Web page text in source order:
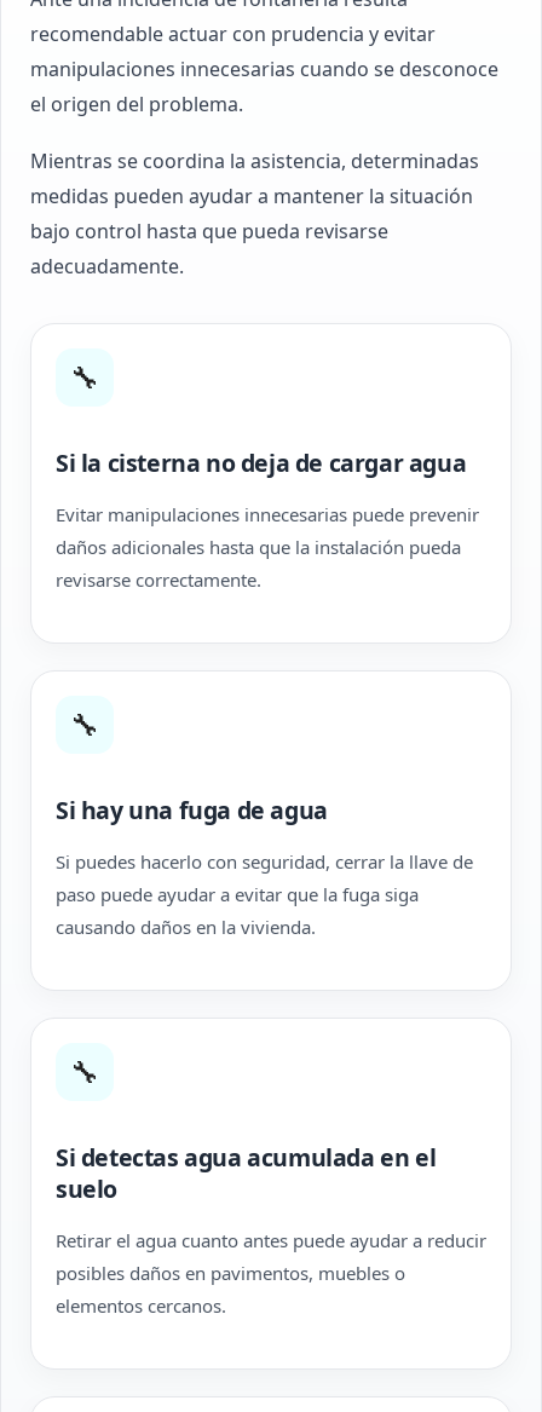
recomendable actuar con prudencia y evitar
manipulaciones innecesarias cuando se desconoce
el origen del problema.
Mientras se coordina la asistencia, determinadas
medidas pueden ayudar a mantener la situación
bajo control hasta que pueda revisarse
adecuadamente.
🔧
Si la cisterna no deja de cargar agua
Evitar manipulaciones innecesarias puede prevenir
daños adicionales hasta que la instalación pueda
revisarse correctamente.
🔧
Si hay una fuga de agua
Si puedes hacerlo con seguridad, cerrar la llave de
paso puede ayudar a evitar que la fuga siga
causando daños en la vivienda.
🔧
Si detectas agua acumulada en el
suelo
Retirar el agua cuanto antes puede ayudar a reducir
posibles daños en pavimentos, muebles o
elementos cercanos.